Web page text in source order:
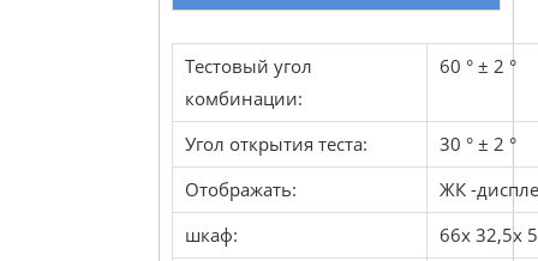
Тестовый угол
комбинации:
60 ° ± 2 °
Угол открытия теста:
30 ° ± 2 °
Отображать:
ЖК -
шкаф:
66x 32,5x